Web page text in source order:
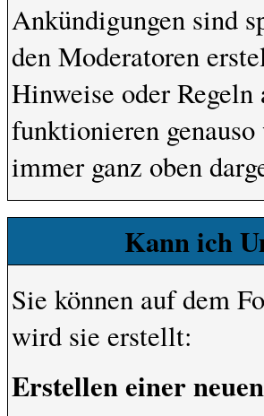
Ankündigungen sind
den Moderatoren
Hinweise oder
funktionieren
immer ganz oben
Kann ich
Sie können auf dem
wird sie erstellt:
Erstellen einer